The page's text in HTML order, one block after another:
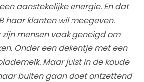
aanstekelijke energie. En dat
haar klanten wil meegeven.
mensen vaak geneigd om
Onder een dekentje met een
Maar juist in de koude
buiten gaan doet ontzettend